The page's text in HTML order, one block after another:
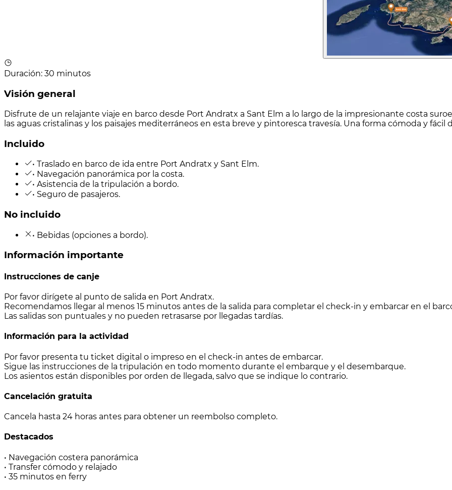
Duración: 30 minutos
Visión general
Disfrute de un relajante viaje en barco desde Port Andratx a Sant Elm a lo largo de la impresionante costa
las aguas cristalinas y los paisajes mediterráneos en esta breve y pintoresca travesía. Una forma cómoda y
Incluido
• Traslado en barco de ida entre Port Andratx y Sant Elm.
• Navegación panorámica por la costa.
• Asistencia de la tripulación a bordo.
• Seguro de pasajeros.
No incluido
• Bebidas (opciones a bordo).
Información importante
Instrucciones de canje
Por favor dirígete al punto de salida en Port Andratx.
Recomendamos llegar al menos 15 minutos antes de la salida para completar el check-in y embarcar en el
Las salidas son puntuales y no pueden retrasarse por llegadas tardías.
Información para la actividad
Por favor presenta tu ticket digital o impreso en el check-in antes de embarcar.
Sigue las instrucciones de la tripulación en todo momento durante el embarque y el desembarque.
Los asientos están disponibles por orden de llegada, salvo que se indique lo contrario.
Cancelación gratuita
Cancela hasta 24 horas antes para obtener un reembolso completo.
Destacados
• Navegación costera panorámica
• Transfer cómodo y relajado
• 35 minutos en ferry